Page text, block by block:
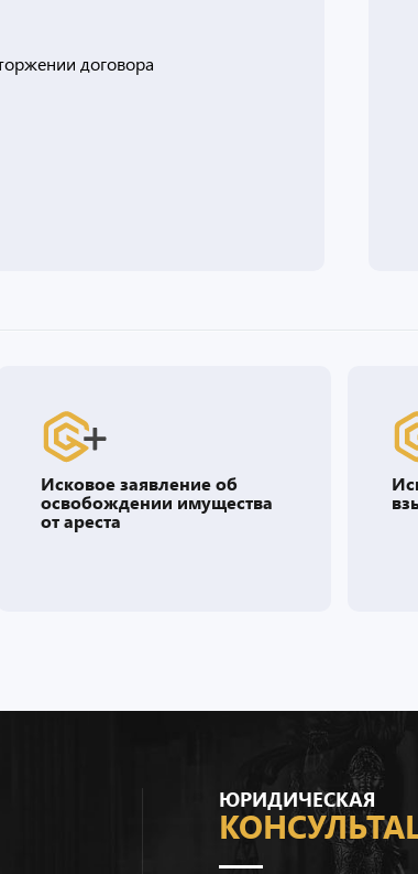
договора
Исковое заявление об
освобождении имущества
от ареста
ЮРИДИЧЕСКАЯ